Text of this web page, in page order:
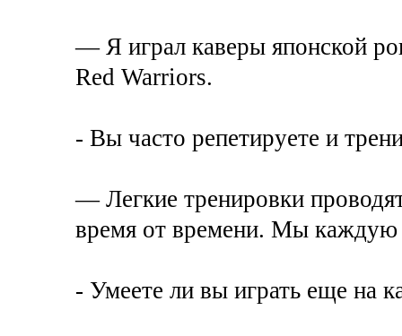
— Я играл каверы японской
Red Warriors.
- Вы часто репетируете и
— Легкие тренировки
время от времени. Мы
- Умеете ли вы играть еще на